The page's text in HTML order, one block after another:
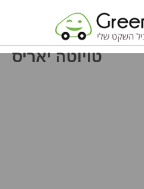
טויוטה יאריס